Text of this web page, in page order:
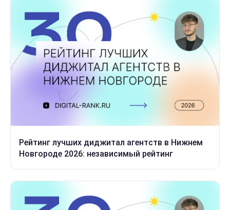
Рейтинг лучших диджитал агентств в Нижнем
Новгороде 2026: независимый рейтинг